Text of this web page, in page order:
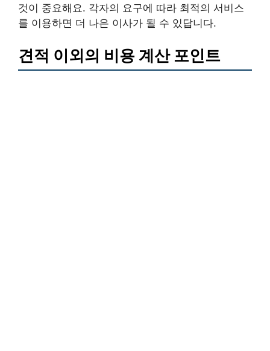
것이 중요해요. 각자의 요구에 따라 최적의 서비스
를 이용하면 더 나은 이사가 될 수 있답니다.
견적 이외의 비용 계산 포인트